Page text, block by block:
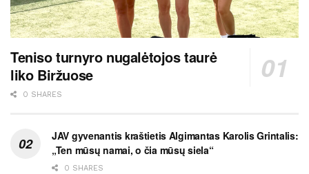
Teniso turnyro nugalėtojos taurė
liko Biržuose
0 SHARES
JAV gyvenantis kraštietis Algimantas Karolis Grintalis:
„Ten mūsų namai, o čia mūsų siela“
0 SHARES